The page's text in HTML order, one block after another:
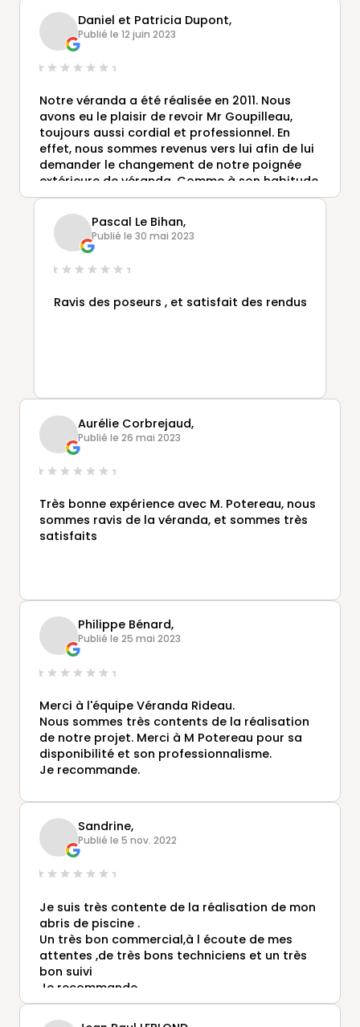
Daniel et Patricia Dupont,
Publié le 12 juin 2023
Notre véranda a été réalisée en 2011. Nous
avons eu le plaisir de revoir Mr Goupilleau,
toujours aussi cordial et professionnel. En
effet, nous sommes revenus vers lui afin de lui
demander le changement de notre poignée
extérieure de véranda. Comme à son habitude,
il fut réactif et nous avons eu notre poignée
(dans de très brefs délais) qu'il est venu nous
remettre en mains propres. Les vérandas
RIDEAU sont d'un bon rapport qualité/prix.
Nous les conseillons donc pour votre choix de
véranda.
Pascal Le Bihan,
Publié le 30 mai 2023
Ravis des poseurs , et satisfait des rendus
Aurélie Corbrejaud,
Publié le 26 mai 2023
Très bonne expérience avec M. Potereau, nous
sommes ravis de la véranda, et sommes très
satisfaits
Philippe Bénard,
Publié le 25 mai 2023
Merci à l'équipe Véranda Rideau.
Nous sommes très contents de la réalisation
de notre projet. Merci à M Potereau pour sa
disponibilité et son professionnalisme.
Je recommande.
Sandrine,
Publié le 5 nov. 2022
Je suis très contente de la réalisation de mon
abris de piscine .
Un très bon commercial,à l écoute de mes
attentes ,de très bons techniciens et un très
bon suivi
Je recommande